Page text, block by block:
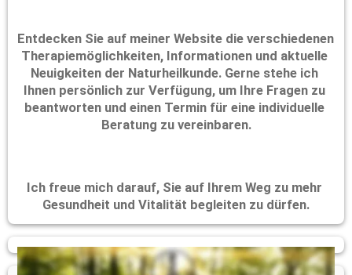
Entdecken Sie auf meiner Website die verschiedenen
Therapiemöglichkeiten, Informationen und aktuelle
Neuigkeiten der Naturheilkunde. Gerne stehe ich
Ihnen persönlich zur Verfügung, um Ihre Fragen zu
beantworten und einen Termin für eine individuelle
Beratung zu vereinbaren.
Ich freue mich darauf, Sie auf Ihrem Weg zu mehr
Gesundheit und Vitalität begleiten zu dürfen.